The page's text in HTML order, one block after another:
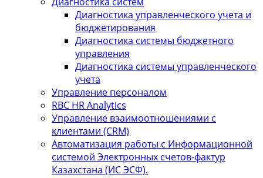
Диагностика управленческого учета и
бюджетирования
Диагностика системы бюджетного
управления
Диагностика системы управленческого
учета
Управление персоналом
RBC HR Аnalytics
Управление взаимоотношениями с
клиентами (СRM)
Автоматизация работы с Информационной
системой Электронных счетов-фактур
Казахстана (ИС ЭСФ).